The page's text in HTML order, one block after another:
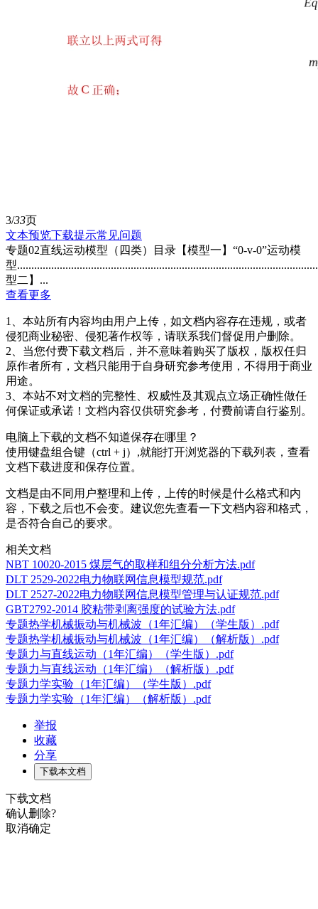
3/33页
文本预览下载提示常见问题
专题02直线运动模型（四类）目录【模型一】“0-v-0”运动模
型
型二】...
查看更多
1、本站所有内容均由用户上传，如文档内容存在违规，或者
侵犯商业秘密、侵犯著作权等，请联系我们督促用户删除。
2、当您付费下载文档后，并不意味着购买了版权，版权任归
原作者所有，文档只能用于自身研究参考使用，不得用于商业
用途。
3、本站不对文档的完整性、权威性及其观点立场正确性做任
何保证或承诺！文档内容仅供研究参考，付费前请自行鉴别。
电脑上下载的文档不知道保存在哪里？
使用键盘组合键（ctrl + j）,就能打开浏览器的下载列表，查看
文档下载进度和保存位置。
文档是由不同用户整理和上传，上传的时候是什么格式和内
容，下载之后也不会变。建议您先查看一下文档内容和格式，
是否符合自己的要求。
相关文档
NBT 10020-2015 煤层气的取样和组分分析方法.pdf
DLT 2529-2022电力物联网信息模型规范.pdf
DLT 2527-2022电力物联网信息模型管理与认证规范.pdf
GBT2792-2014 胶粘带剥离强度的试验方法.pdf
专题热学机械振动与机械波（1年汇编）（学生版）.pdf
专题热学机械振动与机械波（1年汇编）（解析版）.pdf
专题力与直线运动（1年汇编）（学生版）.pdf
专题力与直线运动（1年汇编）（解析版）.pdf
专题力学实验（1年汇编）（学生版）.pdf
专题力学实验（1年汇编）（解析版）.pdf
举报
收藏
分享
下载本文档
下载文档
确认删除?
取消确定